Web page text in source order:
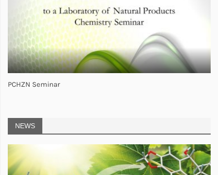
PCHZN Seminar
NEWS